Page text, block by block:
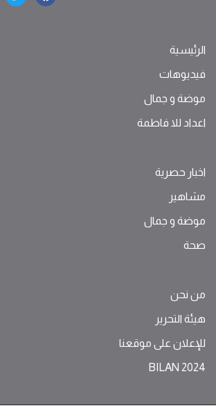
الرئيسية
فيديوهات
موضة ‫و‬ ‫‬‫جمال‬
اعداد للا فاطمة
اخبار حصرية
مشاهير
موضة ‫و‬ ‫‬‫جمال‬
صحة
من نحن
هيئة التحرير
للإعلان على موقعنا
BILAN 2024